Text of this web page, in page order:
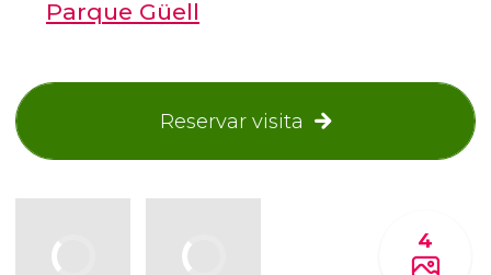
Parque Güell
Reservar visita
4